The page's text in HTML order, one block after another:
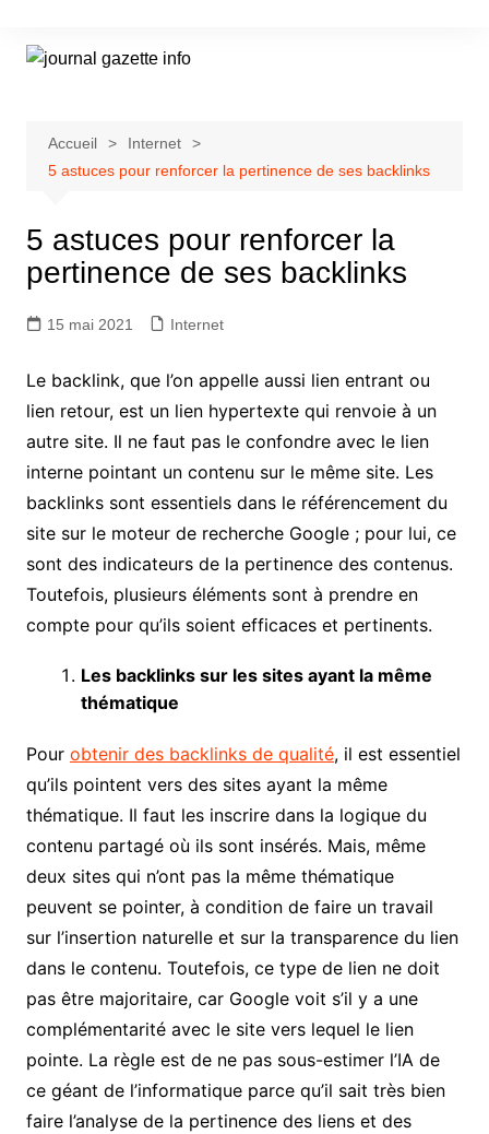
contenu
Accueil
Internet
5 astuces pour renforcer la pertinence de ses backlinks
5 astuces pour renforcer la
pertinence de ses backlinks
15 mai 2021 Internet
Le backlink, que l’on appelle aussi lien entrant ou
lien retour, est un lien hypertexte qui renvoie à un
autre site. Il ne faut pas le confondre avec le lien
interne pointant un contenu sur le même site. Les
backlinks sont essentiels dans le référencement du
site sur le moteur de recherche Google ; pour lui, ce
sont des indicateurs de la pertinence des contenus.
Toutefois, plusieurs éléments sont à prendre en
compte pour qu’ils soient efficaces et pertinents.
Les backlinks sur les sites ayant la même
thématique
Pour obtenir des backlinks de qualité, il est essentiel
qu’ils pointent vers des sites ayant la même
thématique. Il faut les inscrire dans la logique du
contenu partagé où ils sont insérés. Mais, même
deux sites qui n’ont pas la même thématique
peuvent se pointer, à condition de faire un travail
sur l’insertion naturelle et sur la transparence du lien
dans le contenu. Toutefois, ce type de lien ne doit
pas être majoritaire, car Google voit s’il y a une
complémentarité avec le site vers lequel le lien
pointe. La règle est de ne pas sous-estimer l’IA de
ce géant de l’informatique parce qu’il sait très bien
faire l’analyse de la pertinence des liens et des